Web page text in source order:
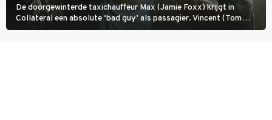
De doorgewinterde taxichauffeur Max (Jamie Foxx) krijgt in
Collateral een absolute ‘bad guy’ als passagier. Vincent (Tom
Cruise) heeft hem nodig om hem de stad door te loodsen om een